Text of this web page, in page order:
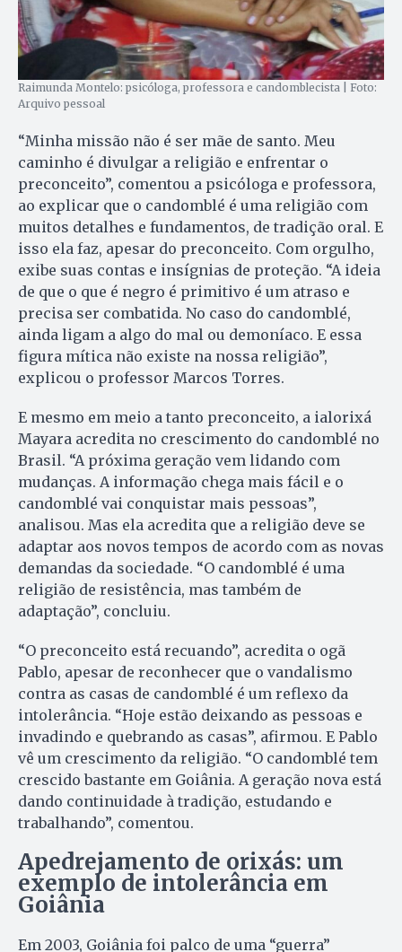
Raimunda Montelo: psicóloga, professora e candomblecista | Foto:
Arquivo pessoal
“Minha missão não é ser mãe de santo. Meu
caminho é divulgar a religião e enfrentar o
preconceito”, comentou a psicóloga e professora,
ao explicar que o candomblé é uma religião com
muitos detalhes e fundamentos, de tradição oral. E
isso ela faz, apesar do preconceito. Com orgulho,
exibe suas contas e insígnias de proteção. “A ideia
de que o que é negro é primitivo é um atraso e
precisa ser combatida. No caso do candomblé,
ainda ligam a algo do mal ou demoníaco. E essa
figura mítica não existe na nossa religião”,
explicou o professor Marcos Torres.
E mesmo em meio a tanto preconceito, a ialorixá
Mayara acredita no crescimento do candomblé no
Brasil. “A próxima geração vem lidando com
mudanças. A informação chega mais fácil e o
candomblé vai conquistar mais pessoas”,
analisou. Mas ela acredita que a religião deve se
adaptar aos novos tempos de acordo com as novas
demandas da sociedade. “O candomblé é uma
religião de resistência, mas também de
adaptação”, concluiu.
“O preconceito está recuando”, acredita o ogã
Pablo, apesar de reconhecer que o vandalismo
contra as casas de candomblé é um reflexo da
intolerância. “Hoje estão deixando as pessoas e
invadindo e quebrando as casas”, afirmou. E Pablo
vê um crescimento da religião. “O candomblé tem
crescido bastante em Goiânia. A geração nova está
dando continuidade à tradição, estudando e
trabalhando”, comentou.
Apedrejamento de orixás: um
exemplo de intolerância em
Goiânia
Em 2003, Goiânia foi palco de uma “guerra”